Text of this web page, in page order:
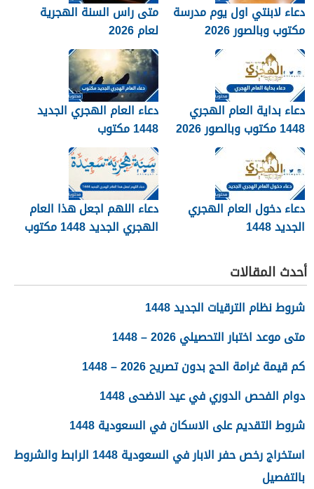
دعاء لابنتي اول يوم مدرسة
مكتوب وبالصور 2026
متى راس السنة الهجرية
لعام 2026
دعاء بداية العام الهجري
1448 مكتوب وبالصور 2026
دعاء العام الهجري الجديد
1448 مكتوب
دعاء دخول العام الهجري
الجديد 1448
دعاء اللهم اجعل هذا العام
الهجري الجديد 1448 مكتوب
أحدث المقالات
شروط نظام الترقيات الجديد 1448
متى موعد اختبار التحصيلي 2026 – 1448
كم قيمة غرامة الحج بدون تصريح 2026 – 1448
دوام الفحص الدوري في عيد الاضحى 1448
شروط التقديم على الاسكان في السعودية 1448
استخراج رخص حفر الابار في السعودية 1448 الرابط والشروط
بالتفصيل